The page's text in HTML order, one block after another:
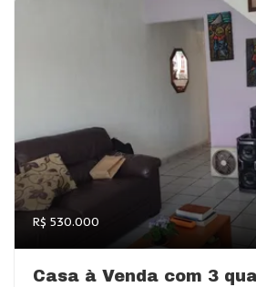
R$ 530.000
Casa à Venda com 3